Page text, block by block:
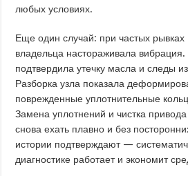
любых условиях.
Еще один случай: при частых
владельца настораживала
подтвердила утечку масла и следы
Разборка узла показала
поврежденные уплотнительные
Замена уплотнений и чистка
снова ехать плавно и без
истории подтверждают —
диагностике работает и экономит